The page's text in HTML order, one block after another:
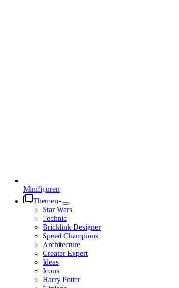
Minifiguren
Themen
Star Wars
Technic
Bricklink Designer
Speed Champions
Architecture
Creator Expert
Ideas
Icons
Harry Potter